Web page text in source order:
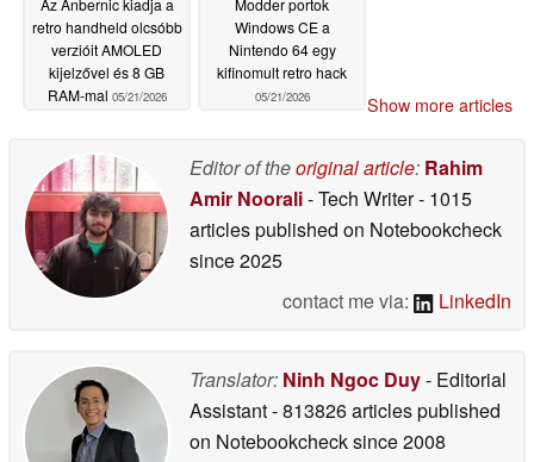
Az Anbernic kiadja a
retro handheld olcsóbb
verzióit AMOLED
kijelzővel és 8 GB
RAM-mal 05/21/2026
Modder portok
Windows CE a
Nintendo 64 egy
kifinomult retro hack
05/21/2026 Show more articles
Editor of theoriginal article: Rahim
Amir Noorali- Tech Writer- 1015
articles published on Notebookcheck
since 2025
contact me via:
LinkedIn
Translator: Ninh Ngoc Duy- Editorial
Assistant- 813826 articles published
on Notebookchecksince 2008